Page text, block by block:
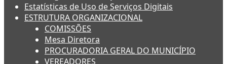
Estatísticas de Uso de Serviços Digitais
ESTRUTURA ORGANIZACIONAL
COMISSÕES
Mesa Diretora
PROCURADORIA GERAL DO MUNICÍPIO
VEREADORES